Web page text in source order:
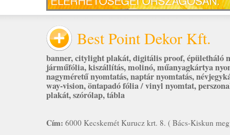
Best Point Dekor Kft.
banner,citylight plakát,digitális proof,épületháló
járműfólia,kiszállítás,molinó,műanyagkártya
nagyméretű nyomtatás,naptár nyomtatás,
way-vision,öntapadó fólia / vinyl nyomtat,
plakát,szórólap,tábla
Cím: 6000 Kecskemét Kurucz krt. 8. ( Bács-Kiskun